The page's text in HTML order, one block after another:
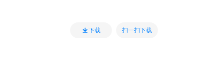
下载 扫一扫下载